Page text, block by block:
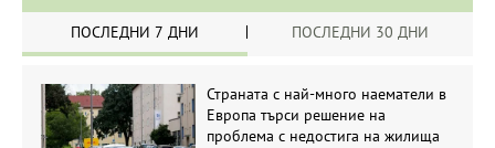
ПОСЛЕДНИ 7 ДНИ ПОСЛЕДНИ 30 ДНИ
Страната с най-много наематели в
Европа търси решение на
проблема с недостига на жилища